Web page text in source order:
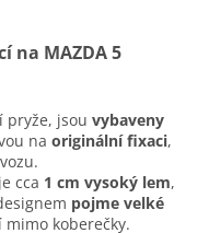
na MAZDA 5
pryže, jsou vybaveny
na originální fixaci,
cca 1 cm vysoký lem,
pojme velké
koberečky.